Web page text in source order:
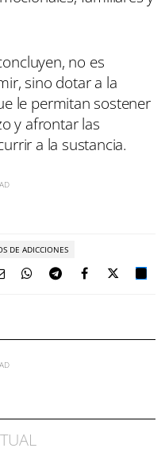
no es
sino dotar a la
le permitan sostener
y afrontar las
a la sustancia.
DE ADICCIONES